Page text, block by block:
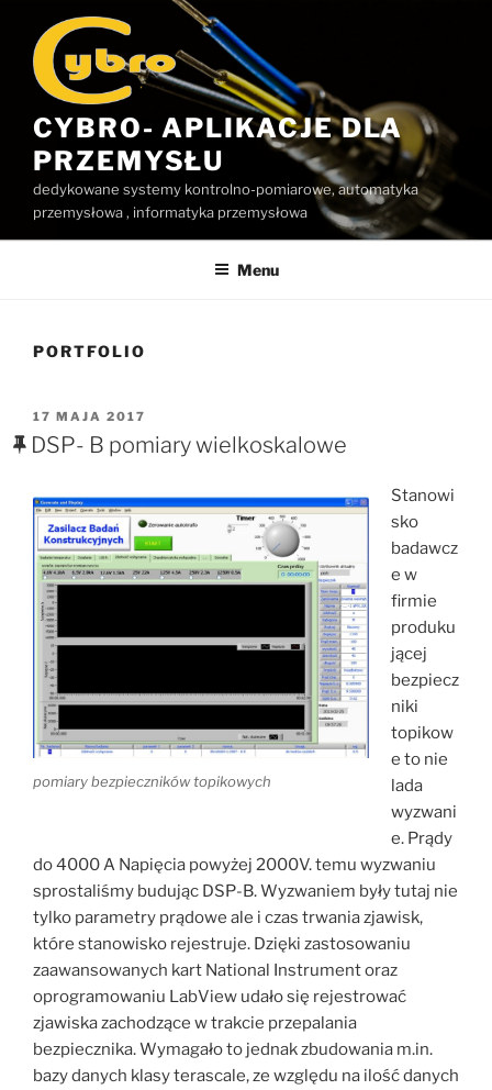
treści
CYBRO- APLIKACJE DLA
PRZEMYSŁU
dedykowane systemy kontrolno-pomiarowe, automatyka
przemysłowa , informatyka przemysłowa
Menu
PORTFOLIO
OPUBLIKOWANE
W
17 MAJA 2017
DSP- B pomiary wielkoskalowe
pomiary bezpieczników topikowych
Stanowi
sko
badawcz
e w
firmie
produku
jącej
bezpiecz
niki
topikow
e to nie
lada
wyzwani
e. Prądy
do 4000 A Napięcia powyżej 2000V. temu wyzwaniu
sprostaliśmy budując DSP-B. Wyzwaniem były tutaj nie
tylko parametry prądowe ale i czas trwania zjawisk,
które stanowisko rejestruje. Dzięki zastosowaniu
zaawansowanych kart National Instrument oraz
oprogramowaniu LabView udało się rejestrować
zjawiska zachodzące w trakcie przepalania
bezpiecznika. Wymagało to jednak zbudowania m.in.
bazy danych klasy terascale, ze względu na ilość danych